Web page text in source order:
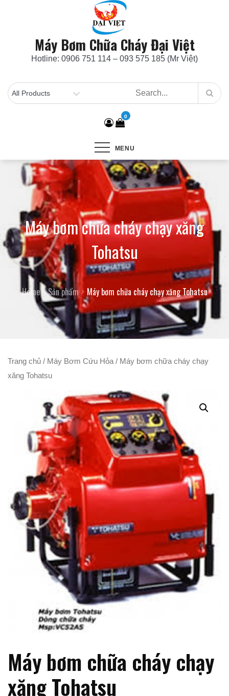
Máy Bơm Chữa Cháy Đại Việt
Hotline: 0906 751 114 – 093 575 185 (Mr Việt)
0
MENU
Máy bơm chữa cháy chạy xăng
Tohatsu
Home Sản phẩm Máy bơm chữa cháy chạy xăng Tohatsu
Trang chủ / Máy Bơm Cứu Hỏa / Máy bơm chữa cháy chạy
xăng Tohatsu
Máy bơm chữa cháy chạy
xăng Tohatsu